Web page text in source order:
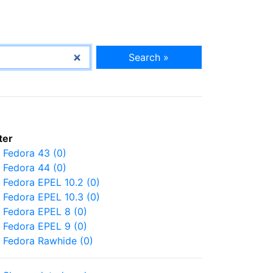
Search »
Fedora 43 (0)
Fedora 44 (0)
Fedora EPEL 10.2 (0)
Fedora EPEL 10.3 (0)
Fedora EPEL 8 (0)
Fedora EPEL 9 (0)
Fedora Rawhide (0)